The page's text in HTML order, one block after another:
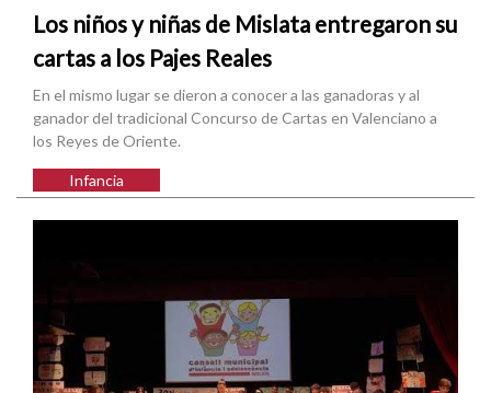
Los niños y niñas de Mislata entregaron su
cartas a los Pajes Reales
En el mismo lugar se dieron a conocer a las ganadoras y al
ganador del tradicional Concurso de Cartas en Valenciano a
los Reyes de Oriente.
Infancia